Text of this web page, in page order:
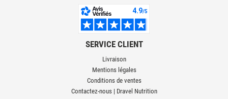
SERVICE CLIENT
Livraison
Mentions légales
Conditions de ventes
Contactez-nous | Dravel Nutrition